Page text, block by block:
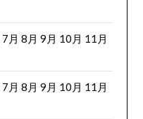
7月 8月 9月 10月 11月
7月 8月 9月 10月 11月